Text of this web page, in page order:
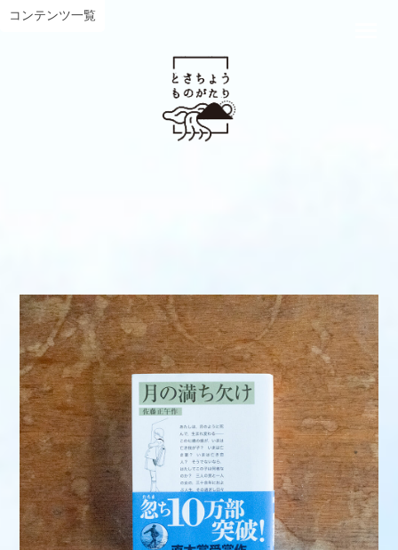
コンテンツ一覧